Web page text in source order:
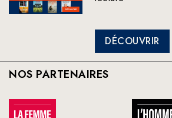
DÉCOUVRIR
NOS PARTENAIRES